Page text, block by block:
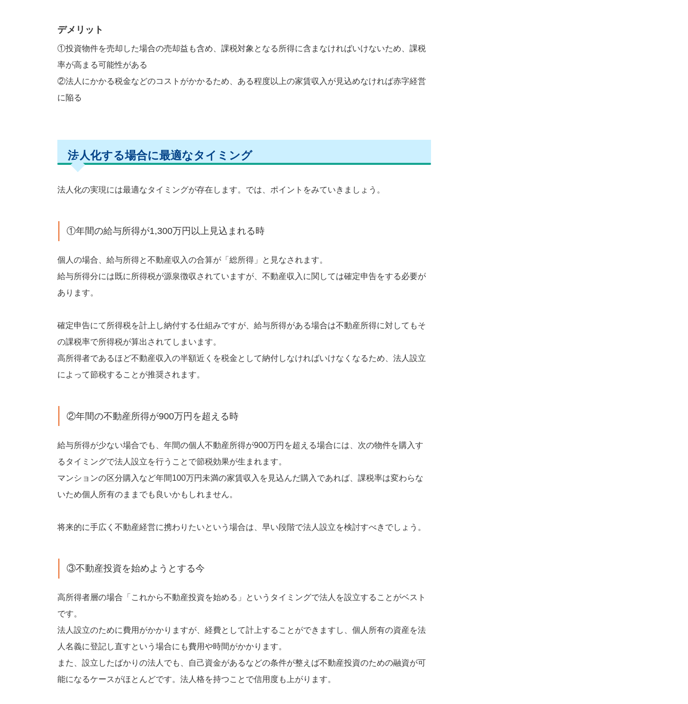
デメリット
①投資物件を売却した場合の売却益も含め、課税対象となる所得に含まなければいけないため、課税
率が高まる可能性がある
②法人にかかる税金などのコストがかかるため、ある程度以上の家賃収入が見込めなければ赤字経営
に陥る
法人化する場合に最適なタイミング
法人化の実現には最適なタイミングが存在します。では、ポイントをみていきましょう。
①年間の給与所得が1,300万円以上見込まれる時
個人の場合、給与所得と不動産収入の合算が「総所得」と見なされます。
給与所得分には既に所得税が源泉徴収されていますが、不動産収入に関しては確定申告をする必要が
あります。
確定申告にて所得税を計上し納付する仕組みですが、給与所得がある場合は不動産所得に対してもそ
の課税率で所得税が算出されてしまいます。
高所得者であるほど不動産収入の半額近くを税金として納付しなければいけなくなるため、法人設立
によって節税することが推奨されます。
②年間の不動産所得が900万円を超える時
給与所得が少ない場合でも、年間の個人不動産所得が900万円を超える場合には、次の物件を購入す
るタイミングで法人設立を行うことで節税効果が生まれます。
マンションの区分購入など年間100万円未満の家賃収入を見込んだ購入であれば、課税率は変わらな
いため個人所有のままでも良いかもしれません。
将来的に手広く不動産経営に携わりたいという場合は、早い段階で法人設立を検討すべきでしょう。
③不動産投資を始めようとする今
高所得者層の場合「これから不動産投資を始める」というタイミングで法人を設立することがベスト
です。
法人設立のために費用がかかりますが、経費として計上することができますし、個人所有の資産を法
人名義に登記し直すという場合にも費用や時間がかかります。
また、設立したばかりの法人でも、自己資金があるなどの条件が整えば不動産投資のための融資が可
能になるケースがほとんどです。法人格を持つことで信用度も上がります。